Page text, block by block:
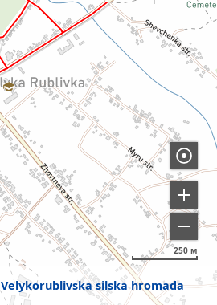
Velykorublivska silska hromada
250 м